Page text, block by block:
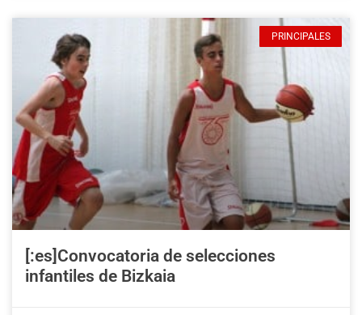
PRINCIPALES
[:es]Convocatoria de selecciones
infantiles de Bizkaia